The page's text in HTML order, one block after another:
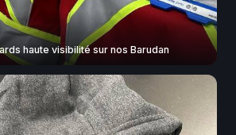
haute visibilité sur nos Barudan